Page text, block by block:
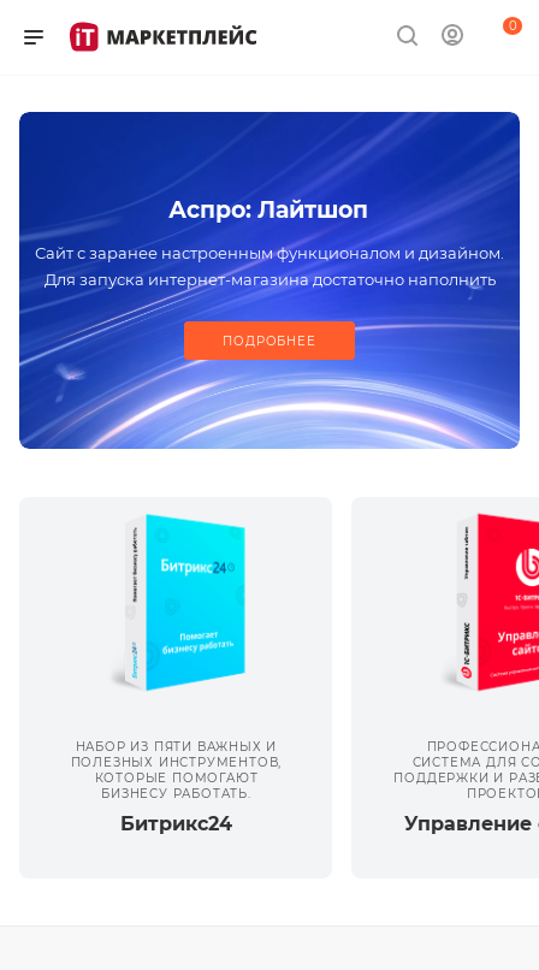
0
Аспро: Лайтшоп
Сайт с заранее настроенным функционалом и дизайном.
Для запуска интернет-магазина достаточно наполнить
проект контентом
ПОДРОБНЕЕ
НАБОР ИЗ ПЯТИ ВАЖНЫХ И
ПОЛЕЗНЫХ ИНСТРУМЕНТОВ,
КОТОРЫЕ ПОМОГАЮТ
БИЗНЕСУ РАБОТАТЬ.
Битрикс24
СИСТЕМА ДЛЯ
ПОДДЕРЖКИ И
Управление